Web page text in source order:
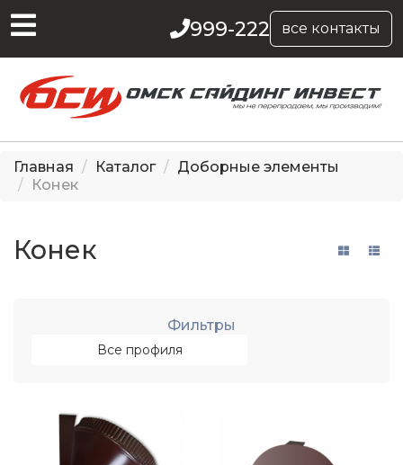
999-222 все контакты
Главная Каталог
Доборные элементы
Конек
Конек
Фильтры
Все профиля